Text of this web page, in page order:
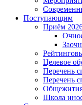
Поступающим
Приём
Целевое
Перечень
Перечень
Школа